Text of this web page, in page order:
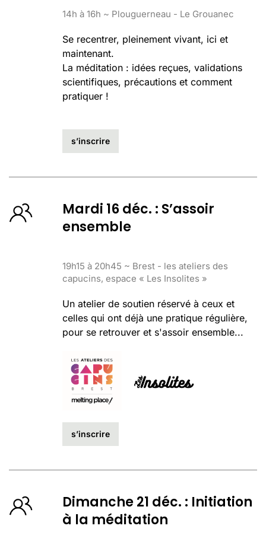
14h à 16h ~ Plouguerneau - Le Grouanec
Se recentrer, pleinement vivant, ici et
maintenant.
La méditation : idées reçues, validations
scientifiques, précautions et comment
pratiquer !
s’inscrire
Mardi 16 déc. : S’assoir
ensemble
19h15 à 20h45 ~ Brest - les ateliers des
capucins, espace « Les Insolites »
Un atelier de soutien réservé à ceux et
celles qui ont déjà une pratique régulière,
pour se retrouver et s'assoir ensemble...
s’inscrire
Dimanche 21 déc. : Initiation
à la méditation